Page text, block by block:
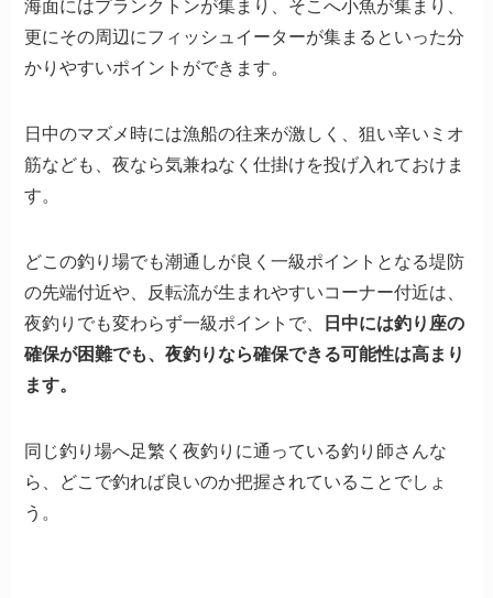
海面にはプランクトンが集まり、そこへ小魚が集まり、
更にその周辺にフィッシュイーターが集まるといった分
かりやすいポイントができます。
日中のマズメ時には漁船の往来が激しく、狙い辛いミオ
筋なども、夜なら気兼ねなく仕掛けを投げ入れておけま
す。
どこの釣り場でも潮通しが良く一級ポイントとなる堤防
の先端付近や、反転流が生まれやすいコーナー付近は、
夜釣りでも変わらず一級ポイントで、
日中には釣り座の
確保が困難でも、夜釣りなら確保できる可能性は高まり
ます。
同じ釣り場へ足繁く夜釣りに通っている釣り師さんな
ら、どこで釣れば良いのか把握されていることでしょ
う。